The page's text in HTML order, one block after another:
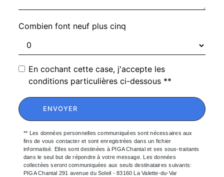
Combien font neuf plus cinq
En cochant cette case, j'accepte les
conditions particulières ci-dessous **
ENVOYER
** Les données personnelles communiquées sont nécessaires aux
fins de vous contacter et sont enregistrées dans un fichier
informatisé. Elles sont destinées à PIGA Chantal et ses sous-traitants
dans le seul but de répondre à votre message. Les données
collectées seront communiquées aux seuls destinataires suivants:
PIGA Chantal 291 avenue du Soleil - 83160 La Valette-du-Var